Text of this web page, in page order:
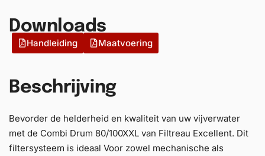
Downloads
Handleiding Maatvoering
Beschrijving
Bevorder de helderheid en kwaliteit van uw vijverwater
met de Combi Drum 80/100XXL van Filtreau Excellent. Dit
filtersysteem is ideaal Voor zowel mechanische als